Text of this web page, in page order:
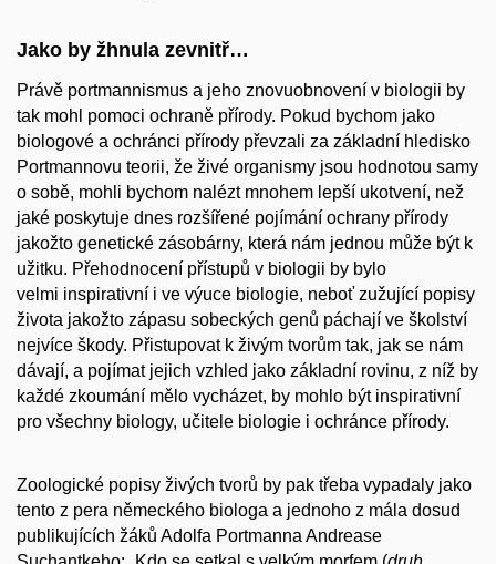
Jako by žhnula zevnitř…
Právě portmannismus a jeho znovuobnovení v biologii by
tak mohl pomoci ochraně přírody. Pokud bychom jako
biologové a ochránci přírody převzali za základní hledisko
Portmannovu teorii, že živé organismy jsou hodnotou samy
o sobě, mohli bychom nalézt mnohem lepší ukotvení, než
jaké poskytuje dnes rozšířené pojímání ochrany přírody
jakožto genetické zásobárny, která nám jednou může být k
užitku. Přehodnocení přístupů v biologii by bylo
velmi inspirativní i ve výuce biologie, neboť zužující popisy
života jakožto zápasu sobeckých genů páchají ve školství
nejvíce škody. Přistupovat k živým tvorům tak, jak se nám
dávají, a pojímat jejich vzhled jako základní rovinu, z níž by
každé zkoumání mělo vycházet, by mohlo být inspirativní
pro všechny biology, učitele biologie i ochránce přírody.
Zoologické popisy živých tvorů by pak třeba vypadaly jako
tento z pera německého biologa a jednoho z mála dosud
publikujících žáků Adolfa Portmanna Andrease